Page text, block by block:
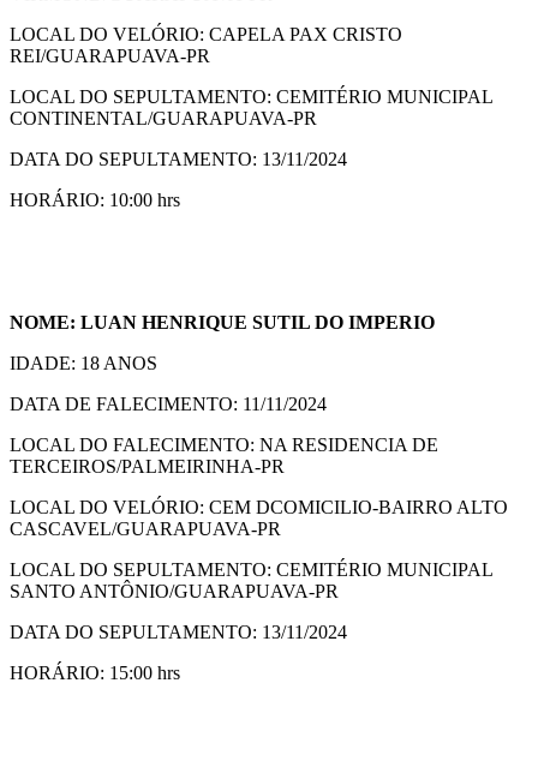
LOCAL DO VELÓRIO: CAPELA PAX CRISTO
REI/GUARAPUAVA-PR
LOCAL DO SEPULTAMENTO: CEMITÉRIO MUNICIPAL
CONTINENTAL/GUARAPUAVA-PR
DATA DO SEPULTAMENTO: 13/11/2024
HORÁRIO: 10:00 hrs
NOME: LUAN HENRIQUE SUTIL DO IMPERIO
IDADE: 18 ANOS
DATA DE FALECIMENTO: 11/11/2024
LOCAL DO FALECIMENTO: NA RESIDENCIA DE
TERCEIROS/PALMEIRINHA-PR
LOCAL DO VELÓRIO: CEM DCOMICILIO-BAIRRO ALTO
CASCAVEL/GUARAPUAVA-PR
LOCAL DO SEPULTAMENTO: CEMITÉRIO MUNICIPAL
SANTO ANTÔNIO/GUARAPUAVA-PR
DATA DO SEPULTAMENTO: 13/11/2024
HORÁRIO: 15:00 hrs